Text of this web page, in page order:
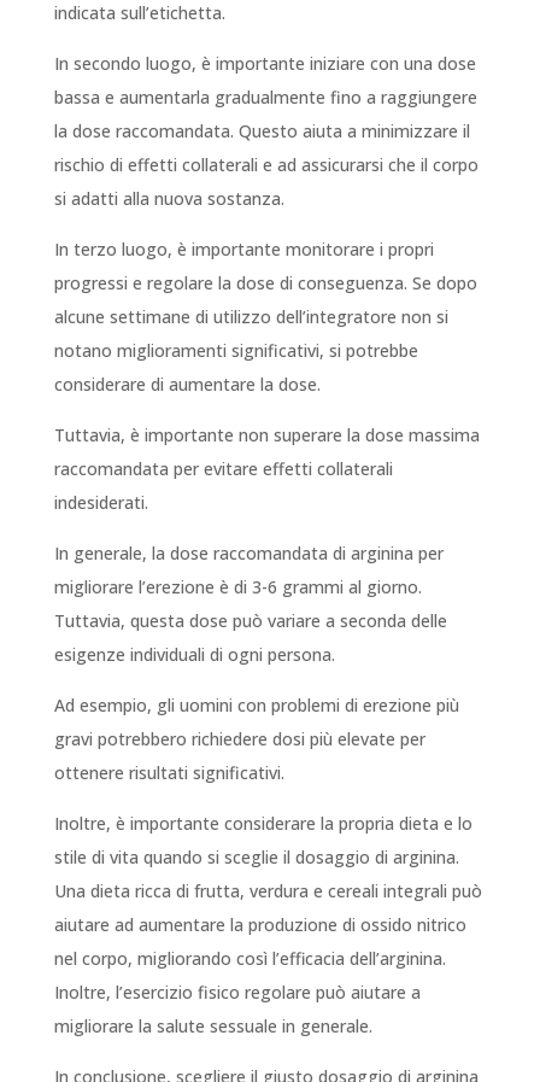
indicata sull’etichetta.
In secondo luogo, è importante iniziare con una dose
bassa e aumentarla gradualmente fino a raggiungere
la dose raccomandata. Questo aiuta a minimizzare il
rischio di effetti collaterali e ad assicurarsi che il corpo
si adatti alla nuova sostanza.
In terzo luogo, è importante monitorare i propri
progressi e regolare la dose di conseguenza. Se dopo
alcune settimane di utilizzo dell’integratore non si
notano miglioramenti significativi, si potrebbe
considerare di aumentare la dose.
Tuttavia, è importante non superare la dose massima
raccomandata per evitare effetti collaterali
indesiderati.
In generale, la dose raccomandata di arginina per
migliorare l’erezione è di 3-6 grammi al giorno.
Tuttavia, questa dose può variare a seconda delle
esigenze individuali di ogni persona.
Ad esempio, gli uomini con problemi di erezione più
gravi potrebbero richiedere dosi più elevate per
ottenere risultati significativi.
Inoltre, è importante considerare la propria dieta e lo
stile di vita quando si sceglie il dosaggio di arginina.
Una dieta ricca di frutta, verdura e cereali integrali può
aiutare ad aumentare la produzione di ossido nitrico
nel corpo, migliorando così l’efficacia dell’arginina.
Inoltre, l’esercizio fisico regolare può aiutare a
migliorare la salute sessuale in generale.
In conclusione, scegliere il giusto dosaggio di arginina